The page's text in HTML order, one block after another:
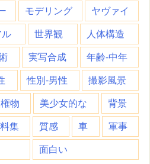
モデリング
ヤヴァイ
世界観
人体構造
実写合成
年齢-中年
性別-男性
撮影風景
物 美少女的な
背景
集 質感 車
軍事
面白い